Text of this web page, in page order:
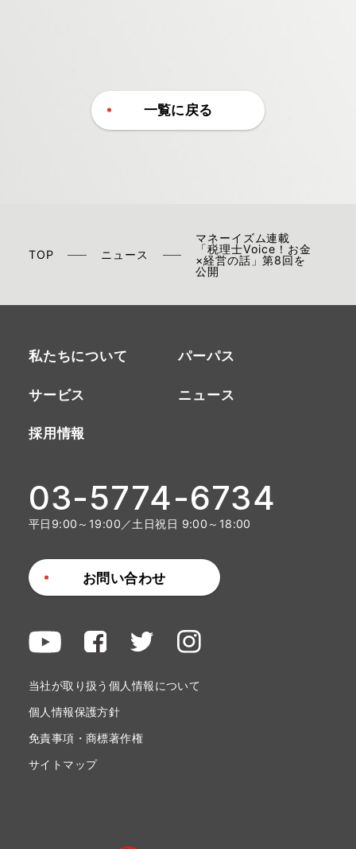
一覧に戻る
TOP ニュース
マネーイズム連載
「税理士Voice！お金
×経営の話」第8回を
公開
03-5774-6734
平日9:00～19:00／土日祝日 9:00～18:00
私たちについて パーパス
サービス ニュース
採用情報
お問い合わせ
当社が取り扱う個人情報について
個人情報保護方針
免責事項・商標著作権
サイトマップ